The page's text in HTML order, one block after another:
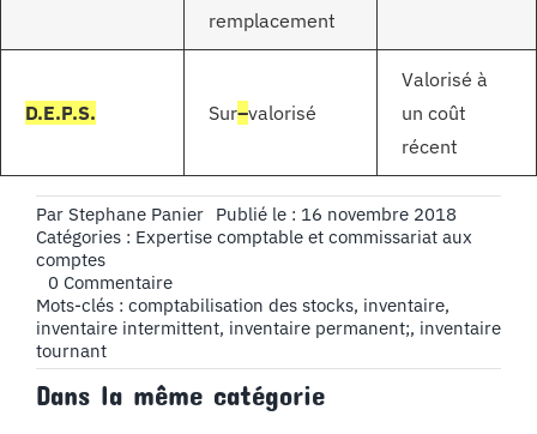
remplacement
D.E.P.S. Sur–valorisé
Valorisé à
un coût
récent
Par Stephane Panier Publié le : 16 novembre 2018
Catégories : Expertise comptable et commissariat aux
comptes
0 Commentaireon
Comptabilisation
des
Mots-clés : comptabilisation des stocks, inventaire,
inventaire intermittent, inventaire permanent;, inventaire
tournant
Dans la même catégorie